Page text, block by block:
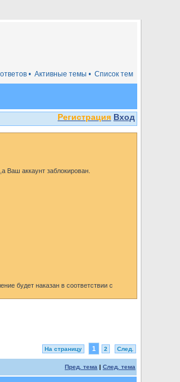
Список тем
Активные темы •
•
Регистрация Вход
Ваш аккаунт заблокирован.
будет наказан в соответствии с
На страницу 1 2 След.
Пред. тема | След. тема